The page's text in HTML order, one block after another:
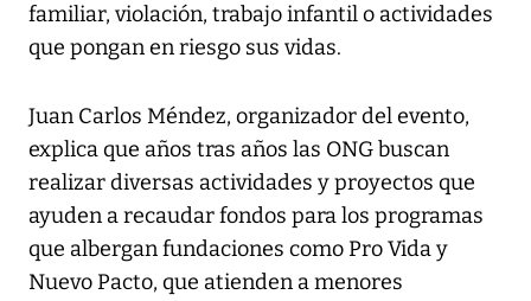
familiar, violación, trabajo infantil o actividades
que pongan en riesgo sus vidas.
Juan Carlos Méndez, organizador del evento,
explica que años tras años las ONG buscan
realizar diversas actividades y proyectos que
ayuden a recaudar fondos para los programas
que albergan fundaciones como Pro Vida y
Nuevo Pacto, que atienden a menores